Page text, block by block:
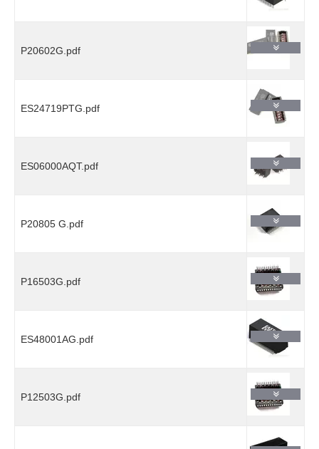
P20602G.pdf
ES24719PTG.pdf
ES06000AQT.pdf
P20805 G.pdf
P16503G.pdf
ES48001AG.pdf
P12503G.pdf